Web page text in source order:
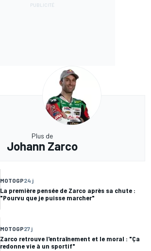
Plus de
Johann Zarco
MOTOGP24 j
La première pensée de Zarco après sa chute :
"Pourvu que je puisse marcher"
MOTOGP27 j
Zarco retrouve l'entraînement et le moral : "Ça
redonne vie à un sportif"